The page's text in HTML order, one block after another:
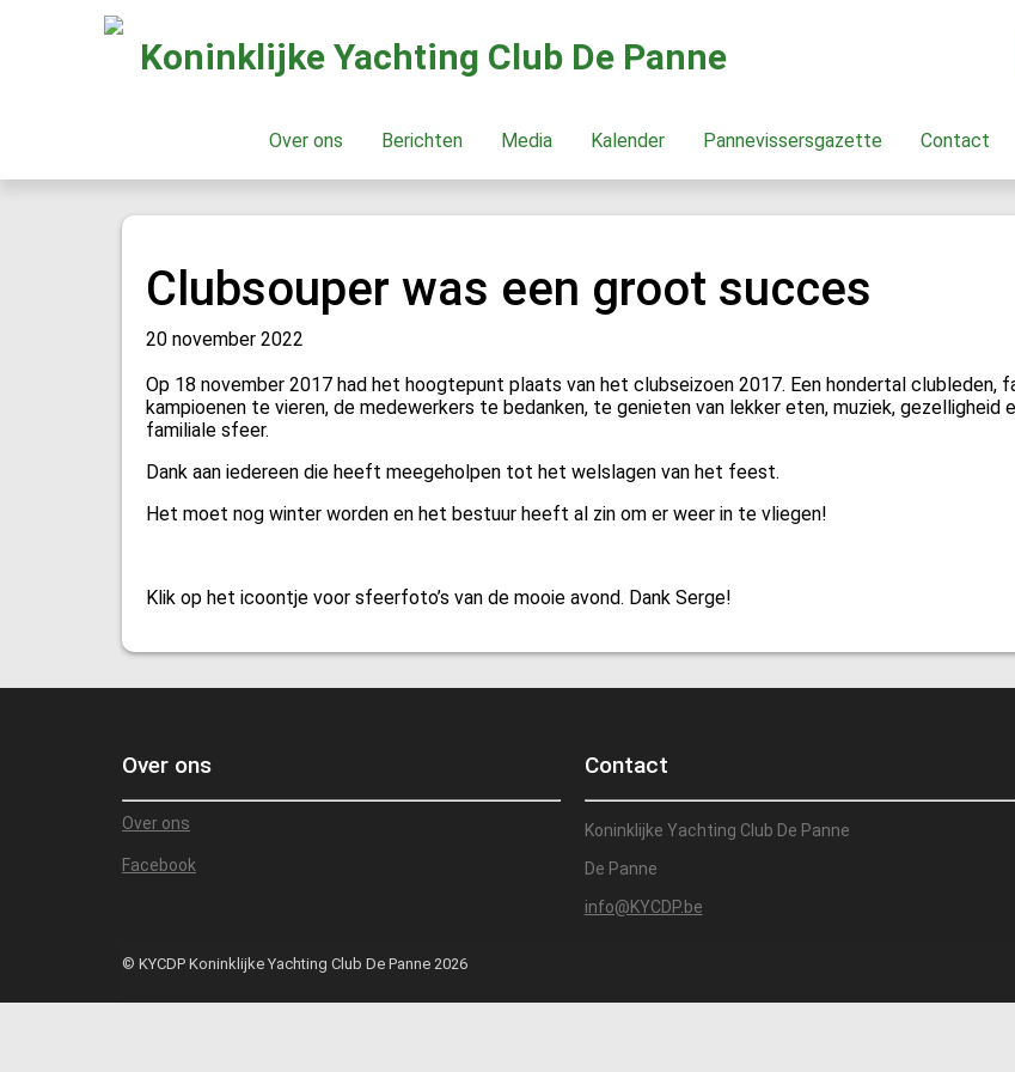
Koninklijke Yachting Club De Panne
Over ons Berichten Media Kalender Pannevissersgazette Contact
Clubsouper was een groot succes
20 november 2022
Op 18 november 2017 had het hoogtepunt plaats van het clubseizoen 2017. Een hondertal clubleden,
kampioenen te vieren, de medewerkers te bedanken, te genieten van lekker eten, muziek, gezelligheid
familiale sfeer.
Dank aan iedereen die heeft meegeholpen tot het welslagen van het feest.
Het moet nog winter worden en het bestuur heeft al zin om er weer in te vliegen!
Klik op het icoontje voor sfeerfoto’s van de mooie avond. Dank Serge!
Over ons
Over ons
Facebook
Contact
Koninklijke Yachting Club De Panne
De Panne
info@KYCDP.be
© KYCDP Koninklijke Yachting Club De Panne 2026